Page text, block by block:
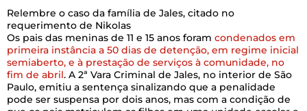
Relembre o caso da família de Jales, citado no
requerimento de Nikolas
Os pais das meninas de 11 e 15 anos foram condenados em
primeira instância a 50 dias de detenção, em regime inicial
semiaberto, e à prestação de serviços à comunidade, no
fim de abril. A 2ª Vara Criminal de Jales, no interior de São
Paulo, emitiu a sentença sinalizando que a penalidade
pode ser suspensa por dois anos, mas com a condição de